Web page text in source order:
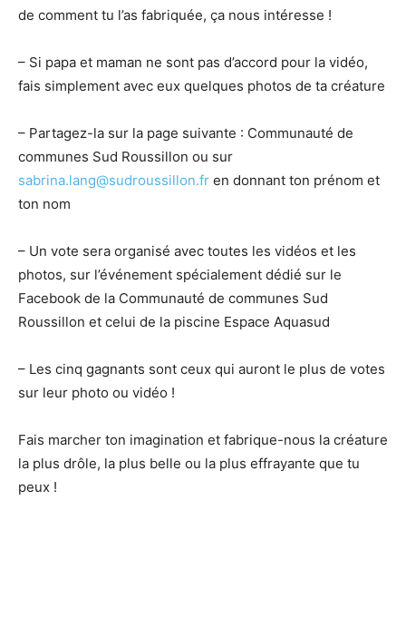
de comment tu l’as fabriquée, ça nous intéresse !
– Si papa et maman ne sont pas d’accord pour la vidéo,
fais simplement avec eux quelques photos de ta créature
– Partagez-la sur la page suivante : Communauté de
communes Sud Roussillon ou sur
sabrina.lang@sudroussillon.fr en donnant ton prénom et
ton nom
– Un vote sera organisé avec toutes les vidéos et les
photos, sur l’événement spécialement dédié sur le
Facebook de la Communauté de communes Sud
Roussillon et celui de la piscine Espace Aquasud
– Les cinq gagnants sont ceux qui auront le plus de votes
sur leur photo ou vidéo !
Fais marcher ton imagination et fabrique-nous la créature
la plus drôle, la plus belle ou la plus effrayante que tu
peux !